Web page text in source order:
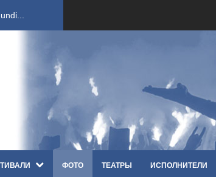
ко...
«Th... ФОТО ТЕАТРЫ ИСПОЛНИТЕЛИ